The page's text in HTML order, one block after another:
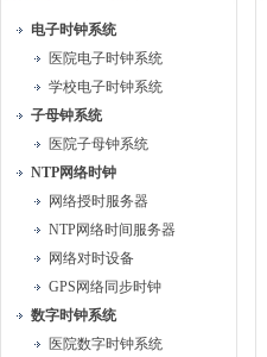
电子时钟系统
医院电子时钟系统
学校电子时钟系统
子母钟系统
医院子母钟系统
NTP网络时钟
网络授时服务器
NTP网络时间服务器
网络对时设备
GPS网络同步时钟
数字时钟系统
医院数字时钟系统